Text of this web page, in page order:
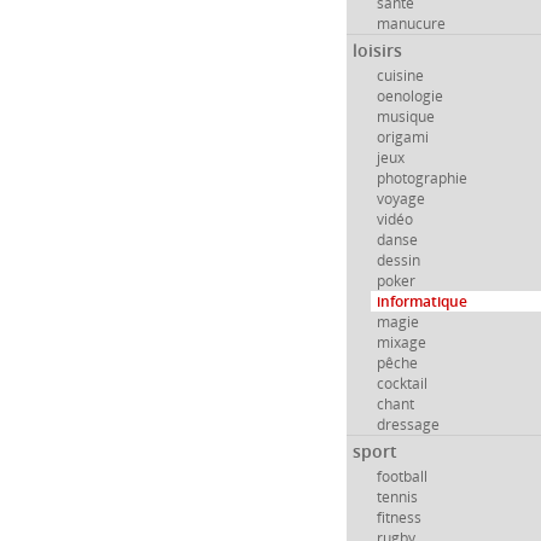
manucure
loisirs
cuisine
oenologie
musique
origami
jeux
photographie
voyage
vidéo
danse
dessin
poker
informatique
magie
mixage
pêche
cocktail
chant
dressage
sport
football
tennis
fitness